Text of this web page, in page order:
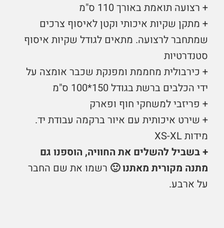
+ רצועה תואמת באורך 110 ס"מ
+ מתקן שקיות איכותי וקטן לאיסוף צרכים
שמתחבר לרצועה. מתאים לגודל שקיות איסוף
סטנדרטיות
+ כירבולית מחממת ומפנקת שכבר אומצה על
ידי הכלבים ברשת בגודל 150*100 ס"מ
+ פריזבי למשחקי חוף ופארק
+ שירט איכותית עם איור ברקמה עבודת יד.
מידות XS-XL
+ בשביל להשלים את החוויה, הוספנו גם
מתנה מקורית מאתנו 🙂 רשמו את שם החבר
על ארבע.